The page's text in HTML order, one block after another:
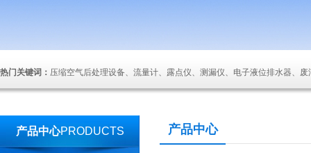
热门关键词： 压缩空气后处理设备、流量计、露点仪、测漏仪、电子液位排水器、
产品中心PRODUCTS 产品中心